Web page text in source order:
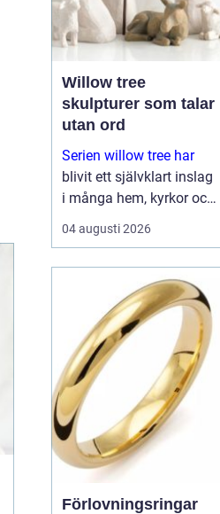
Willow tree
skulpturer som talar
utan ord
Serien willow tree har
blivit ett självklart inslag
i många hem, kyrkor och
arbetsrum. De stilla
figurerna utan ansikten
känslor. De uttrycker
kärlek, sorg, hopp och
tacksa...
04 augusti 2026
Förlovningsringar